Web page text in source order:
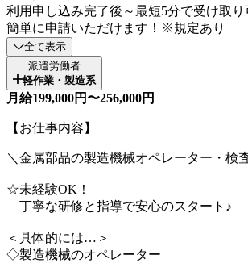
利用申し込み完了後～最短5分で受け取
簡単に申請いただけます！※規定あり
全て表示
派遣労働者
軽作業・製造系
月給199,000円〜256,000円
【お仕事内容】
＼金属部品の製造機械オペレーター・検
☆未経験OK！
丁寧な研修と指導で安心のスタート♪
＜具体的には…＞
◇製造機械のオペレーター